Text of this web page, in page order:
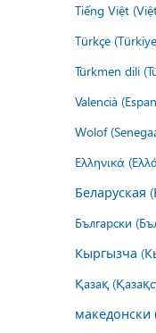
Tiếng Việt
Türkçe
Türkmen dili
Valencià
Wolof
Ελληνικά
Беларуская
Български
Кыргызча
Қазақ
македонски